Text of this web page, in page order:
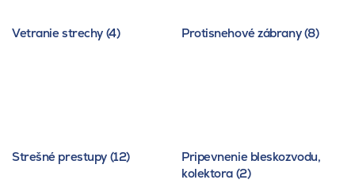
Vetranie strechy (4) Protisnehové zábrany (8)
Strešné prestupy (12)
Pripevnenie bleskozvodu,
kolektora (2)